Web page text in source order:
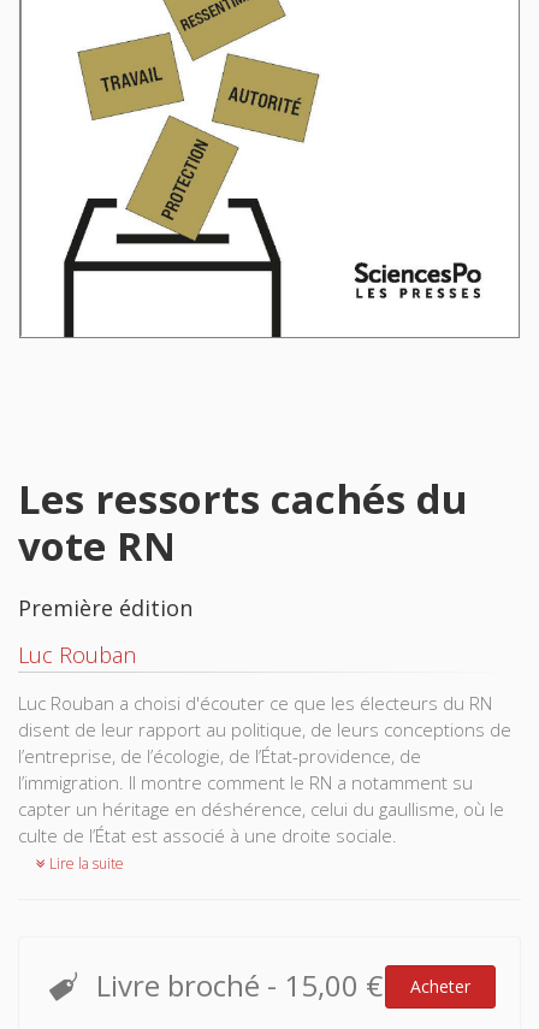
Les ressorts cachés du
vote RN
Première édition
Luc Rouban
Luc Rouban a choisi d'écouter ce que les électeurs du RN
disent de leur rapport au politique, de leurs conceptions de
l’entreprise, de l’écologie, de l’État-providence, de
l’immigration. Il montre comment le RN a notamment su
capter un héritage en déshérence, celui du gaullisme, où le
culte de l’État est associé à une droite sociale.
Lire la suite
Livre broché - 15,00 € Acheter